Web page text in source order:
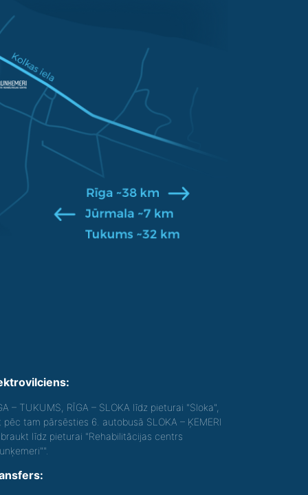
– TUKUMS, RĪGA – SLOKA līdz pieturai "Sloka",
pēc tam pārsēsties 6. autobusā SLOKA – ĶEMERI
līdz pieturai "Rehabilitācijas centrs